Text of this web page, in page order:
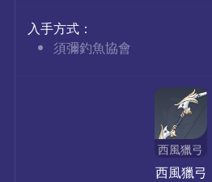
入手方式：
須彌釣魚協會
西風獵弓
西風獵弓